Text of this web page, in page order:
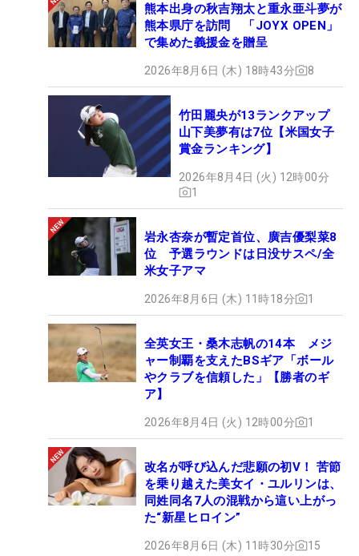
熊本出身の秋吉翔太と重永亜斗夢が
熊本県庁を訪問 「JOYX OPEN」
で集めた義援金を贈呈
2026年8月6日 (木) 18時43分 8
竹田麗央が13ランクアップ
山下美夢有は7位【米国女子
賞金ランキング】
2026年8月4日 (火) 12時00分
1
岩永杏奈が暫定首位、廣吉優梨菜8
位 予選ラウンドは日没サスペ/全
米女子アマ
2026年8月6日 (木) 11時18分 1
全英女王・桑木志帆の14本 メジ
ャー制覇を支えたBSギア「ボール
やクラブを信頼した」【勝者のギ
ア】
2026年8月4日 (火) 12時00分 1
改名が呼び込んだ悲願の初V！ 苦節
を乗り越えた美女イ・ユルリンは、
同姓同名7人の混戦から這い上がっ
た“新星ヒロイン”
2026年8月6日 (木) 11時30分 15